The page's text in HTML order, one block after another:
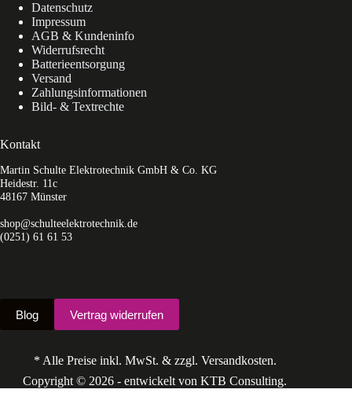
Datenschutz
Impressum
AGB & Kundeninfo
Widerrufsrecht
Batterieentsorgung
Versand
Zahlungsinformationen
Bild- & Textrechte
Kontakt
Martin Schulte Elektrotechnik GmbH & Co. KG
Heidestr. 11c
48167 Münster
shop@schulteelektrotechnik.de
(0251) 61 61 53
Blog Vertrag widerrufen
* Alle Preise inkl. MwSt. & zzgl. Versandkosten.
Copyright © 2026 - entwickelt von KTB Consulting.